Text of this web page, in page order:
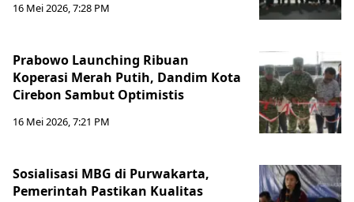
16 Mei 2026, 7:28 PM
Prabowo Launching Ribuan
Koperasi Merah Putih, Dandim Kota
Cirebon Sambut Optimistis
16 Mei 2026, 7:21 PM
Sosialisasi MBG di Purwakarta,
Pemerintah Pastikan Kualitas